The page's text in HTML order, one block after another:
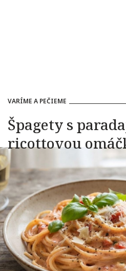
VARÍME A PEČIEME